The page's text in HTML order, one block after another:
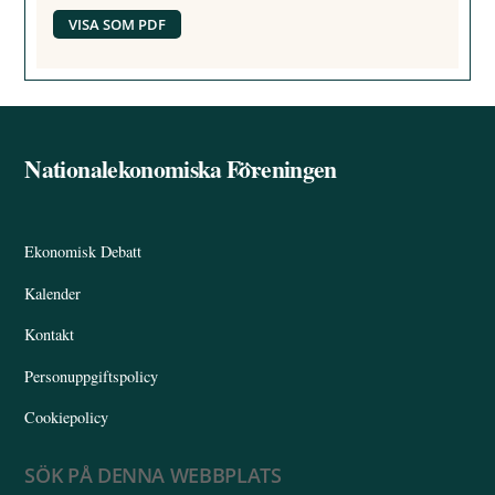
VISA SOM PDF
Back
Nationalekonomiska Föreningen
Ekonomisk Debatt
Kalender
Kontakt
Personuppgiftspolicy
Cookiepolicy
SÖK PÅ DENNA WEBBPLATS